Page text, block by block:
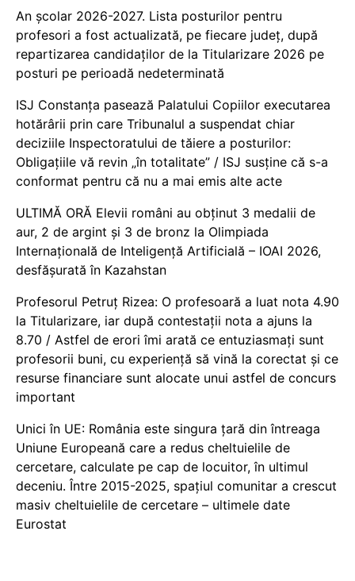
An școlar 2026-2027. Lista posturilor pentru
profesori a fost actualizată, pe fiecare județ, după
repartizarea candidaților de la Titularizare 2026 pe
posturi pe perioadă nedeterminată
ISJ Constanța pasează Palatului Copiilor executarea
hotărârii prin care Tribunalul a suspendat chiar
deciziile Inspectoratului de tăiere a posturilor:
Obligațiile vă revin „în totalitate” / ISJ susține că s-a
conformat pentru că nu a mai emis alte acte
ULTIMĂ ORĂ Elevii români au obținut 3 medalii de
aur, 2 de argint și 3 de bronz la Olimpiada
Internațională de Inteligență Artificială – IOAI 2026,
desfășurată în Kazahstan
Profesorul Petruț Rizea: O profesoară a luat nota 4.90
la Titularizare, iar după contestații nota a ajuns la
8.70 / Astfel de erori îmi arată ce entuziasmați sunt
profesorii buni, cu experiență să vină la corectat și ce
resurse financiare sunt alocate unui astfel de concurs
important
Unici în UE: România este singura țară din întreaga
Uniune Europeană care a redus cheltuielile de
cercetare, calculate pe cap de locuitor, în ultimul
deceniu. Între 2015-2025, spațiul comunitar a crescut
masiv cheltuielile de cercetare – ultimele date
Eurostat